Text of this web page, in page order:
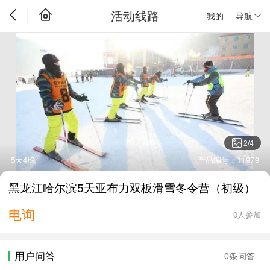
我的 导航
活动线路
2/4
5天4晚 产品编号：11979
黑龙江哈尔滨5天亚布力双板滑雪冬令营（初级）
电询 0人参加
用户问答 0条问答